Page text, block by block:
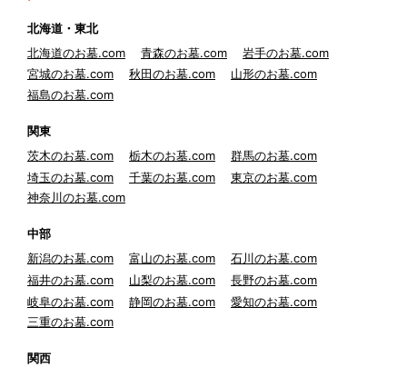
北海道・東北
北海道のお墓.com
青森のお墓.com
岩手のお墓.com
宮城のお墓.com
秋田のお墓.com
山形のお墓.com
福島のお墓.com
関東
茨木のお墓.com
栃木のお墓.com
群馬のお墓.com
埼玉のお墓.com
千葉のお墓.com
東京のお墓.com
神奈川のお墓.com
中部
新潟のお墓.com
富山のお墓.com
石川のお墓.com
福井のお墓.com
山梨のお墓.com
長野のお墓.com
岐阜のお墓.com
静岡のお墓.com
愛知のお墓.com
三重のお墓.com
関西